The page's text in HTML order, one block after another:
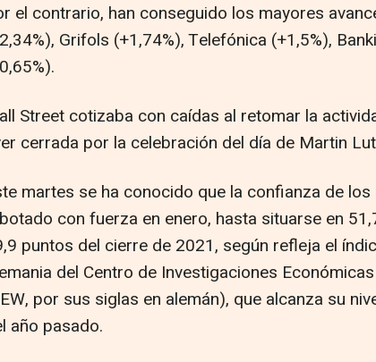
el contrario, han conseguido los mayores
Grifols (+1,74%), Telefónica (+1,5%),
Street cotizaba con caídas al retomar la
cerrada por la celebración del día de Martin
martes se ha conocido que la confianza de
con fuerza en enero, hasta situarse en
puntos del cierre de 2021, según refleja el
del Centro de Investigaciones
por sus siglas en alemán), que alcanza su
año pasado.